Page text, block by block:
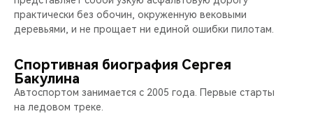
практически без обочин, окруженную вековыми
деревьями, и не прощает ни единой ошибки пилотам.
Спортивная биография Сергея
Бакулина
Автоспортом занимается с 2005 года. Первые старты
на ледовом треке.